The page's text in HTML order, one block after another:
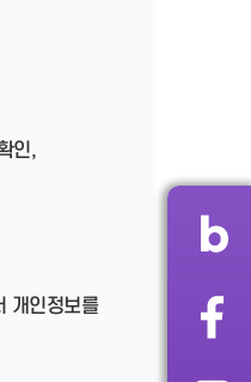
인,
개인정보를